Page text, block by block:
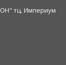
тц. Империум